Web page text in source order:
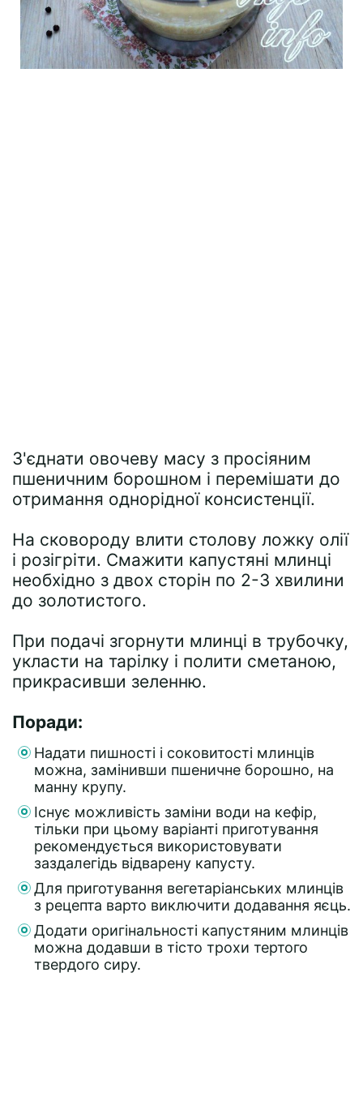
З'єднати овочеву масу з просіяним
пшеничним борошном і перемішати до
отримання однорідної консистенції.
На сковороду влити столову ложку олії
і розігріти. Смажити капустяні млинці
необхідно з двох сторін по 2-3 хвилини
до золотистого.
При подачі згорнути млинці в трубочку,
укласти на тарілку і полити сметаною,
прикрасивши зеленню.
Поради:
Надати пишності і соковитості млинців
можна, замінивши пшеничне борошно, на
манну крупу.
Існує можливість заміни води на кефір,
тільки при цьому варіанті приготування
рекомендується використовувати
заздалегідь відварену капусту.
Для приготування вегетаріанських млинців
з рецепта варто виключити додавання яєць.
Додати оригінальності капустяним млинців
можна додавши в тісто трохи тертого
твердого сиру.